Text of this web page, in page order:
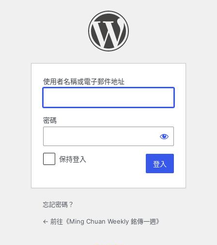
使用者名稱或電子郵件地址
密碼
保持登入
忘記密碼？
← 前往《Ming Chuan Weekly 銘傳一週》